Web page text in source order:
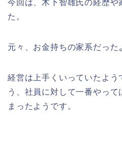
今回は、木下智雄氏の経歴や
た。
元々、お金持ちの家系だった
経営は上手くいっていたよう
う、社員に対して一番やって
まったようです。